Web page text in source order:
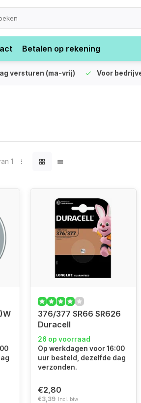
Betalen op rekening
versturen (ma-vrij) Voor
1
376/377 SR66 SR626
Duracell
26 op voorraad
Op werkdagen voor 16:00
uur besteld, dezelfde dag
verzonden.
€2,80
€3,39 Incl. btw